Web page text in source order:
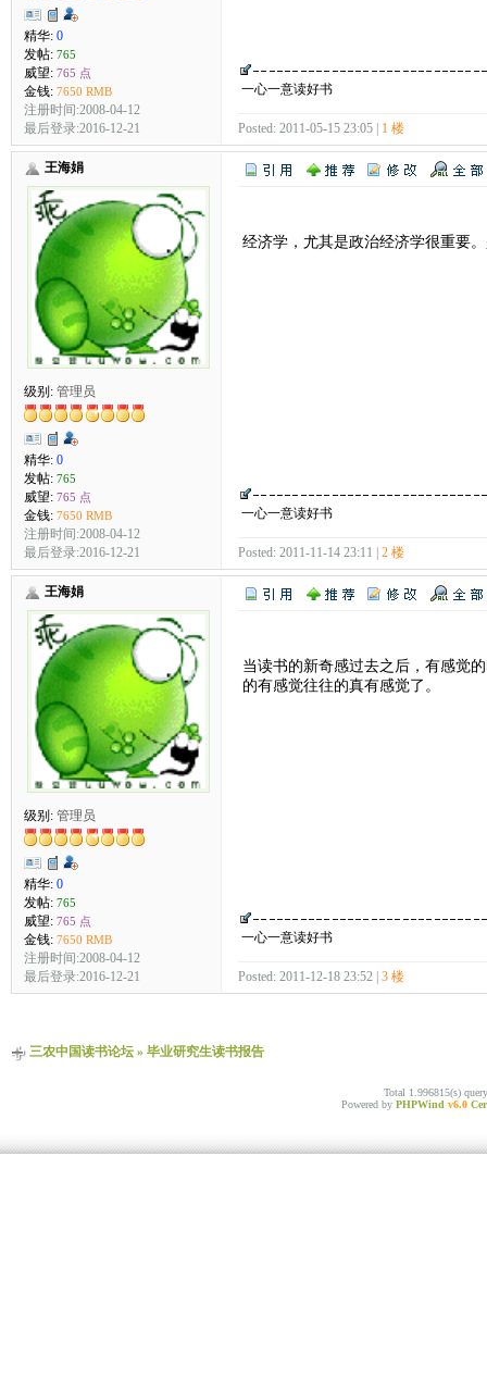
精华: 0
发帖: 765
威望: 765 点
金钱: 7650 RMB
注册时间:2008-04-12
最后登录:2016-12-21
一心一意读好书
Posted: 2011-05-15 23:05 | 1 楼
王海娟
级别: 管理员
精华: 0
发帖: 765
威望: 765 点
金钱: 7650 RMB
注册时间:2008-04-12
最后登录:2016-12-21
经济学，尤其是政治经济学很重要
一心一意读好书
Posted: 2011-11-14 23:11 | 2 楼
王海娟
级别: 管理员
精华: 0
发帖: 765
威望: 765 点
金钱: 7650 RMB
注册时间:2008-04-12
最后登录:2016-12-21
当读书的新奇感过去之后，有感觉
的有感觉往往的真有感觉了。
一心一意读好书
Posted: 2011-12-18 23:52 | 3 楼
三农中国读书论坛» 毕业研究生读书报告
Total 1.996815(s)
Powered by PHPWind v6.0